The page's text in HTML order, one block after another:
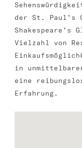
der St. Paul’s
Shakespeare’s
Vielzahl von
in
eine
Erfahrung.